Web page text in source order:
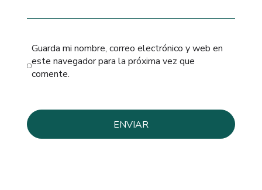
Guarda mi nombre, correo electrónico y web en
este navegador para la próxima vez que
comente.